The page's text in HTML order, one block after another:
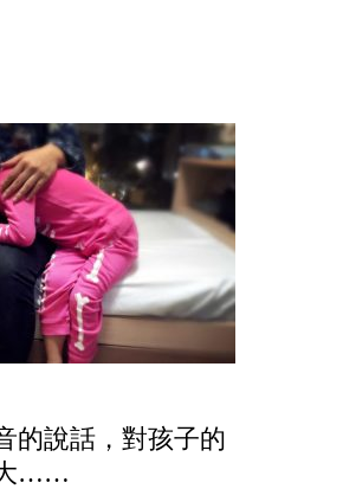
的說話，對孩子的
大……